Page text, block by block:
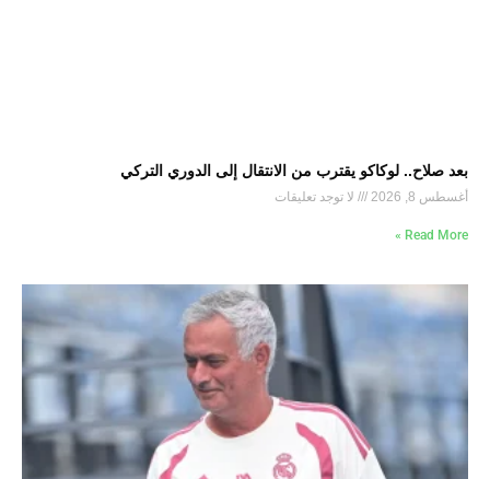
بعد صلاح.. لوكاكو يقترب من الانتقال إلى الدوري التركي
أغسطس 8, 2026 لا توجد تعليقات
Read More »